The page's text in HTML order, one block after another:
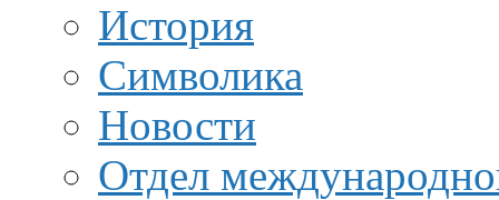
История
Символика
Новости
Отдел